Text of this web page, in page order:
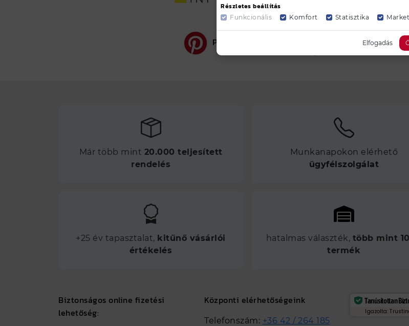
Pinterest Facebook
Már több mint 20.000 teljesített
rendelés
Munkanapokon elérhető
ügyfélszolgálat
+25 év tapasztalat, kitűnő vásárlói
értékelés
hatalmas választék, több mint
termék
Biztonságos online fizetési
lehetőség:
Központi elérhetőségeink
Telefonszám: +36 42 / 264 185
Tanúsítottan
Igazolta:
Részletes beállítás
Funkcionális Komfort Statisztika
Elfogadás